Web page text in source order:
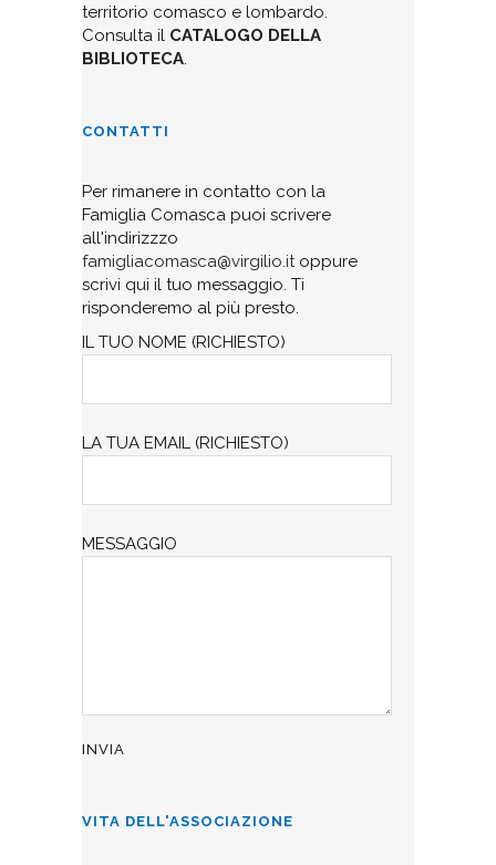
territorio comasco e lombardo.
Consulta il CATALOGO DELLA
BIBLIOTECA
CONTATTI
Per rimanere in contatto con la
Famiglia Comasca puoi scrivere
all'indirizzzo
famigliacomasca@virgilio.it oppure
scrivi qui il tuo messaggio. Ti
risponderemo al più presto.
IL TUO NOME (RICHIESTO)
LA TUA EMAIL (RICHIESTO)
MESSAGGIO
VITA DELL'ASSOCIAZIONE